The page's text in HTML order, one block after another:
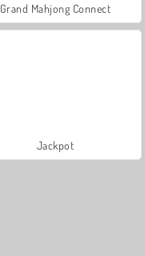
Grand Mahjong Connect
Jackpot